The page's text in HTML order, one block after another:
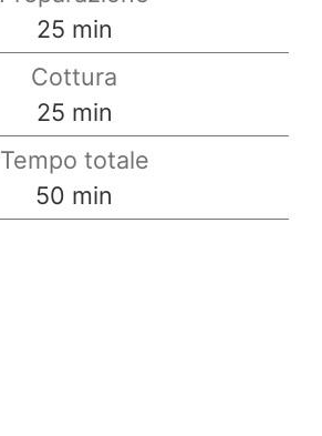
25minuti
min
Cottura
25minuti
min
Tempo totale
50 minuti
min